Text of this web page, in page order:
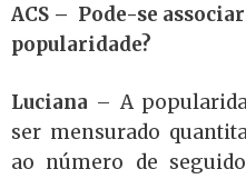
ACS – Pode-se
popularidade?
Luciana – A
ser mensurado
ao número de